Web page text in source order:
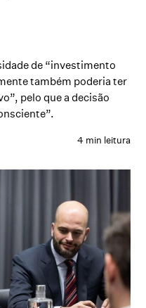
de “investimento
também poderia ter
pelo que a decisão
4 min leitura